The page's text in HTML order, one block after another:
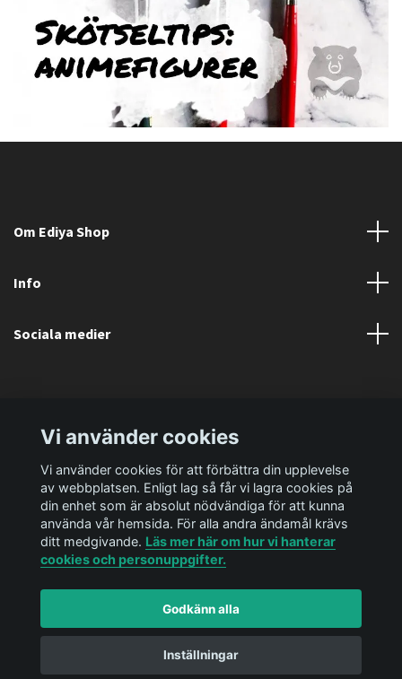
Om Ediya Shop
Info
Sociala medier
© 2026 Ediya Shop ABPowered by Quickbutik
Vi använder cookies
Vi använder cookies för att förbättra din upplevelse
av webbplatsen. Enligt lag så får vi lagra cookies på
din enhet som är absolut nödvändiga för att kunna
använda vår hemsida. För alla andra ändamål krävs
ditt medgivande. Läs mer här om hur vi hanterar
cookies och personuppgifter.
Godkänn alla
Inställningar